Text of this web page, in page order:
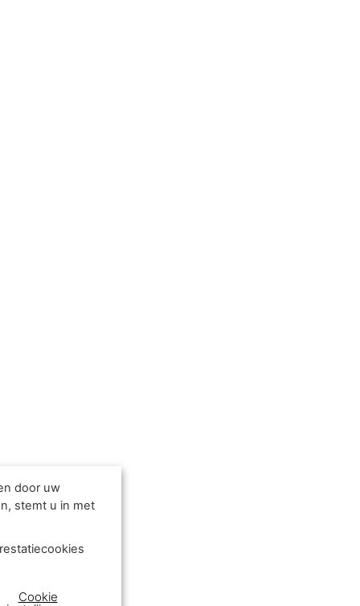
door uw
stemt u in met
Cookie